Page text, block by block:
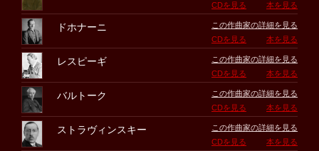
CDを見る
本を見る
ドホナーニ
この作曲家の詳細を見る
CDを見る
本を見る
レスピーギ
この作曲家の詳細を見る
CDを見る
本を見る
バルトーク
この作曲家の詳細を見る
CDを見る
本を見る
ストラヴィンスキー
この作曲家の詳細を見る
CDを見る
本を見る